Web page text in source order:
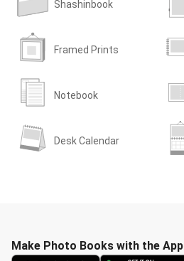
Shashinbook
Framed Prints
Notebook
Desk Calendar
Make Photo Books with the App